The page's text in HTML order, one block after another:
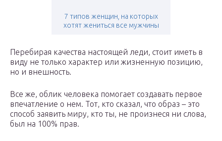
7 типов женщин, на которых
хотят жениться все мужчины
Перебирая качества настоящей леди, стоит иметь в
виду не только характер или жизненную позицию,
но и внешность.
Все же, облик человека помогает создавать первое
впечатление о нем. Тот, кто сказал, что образ – это
способ заявить миру, кто ты, не произнеся ни слова,
был на 100% прав.